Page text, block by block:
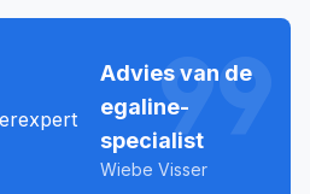
format_quote
Advies van de
egaline-
specialist
Wiebe Visser